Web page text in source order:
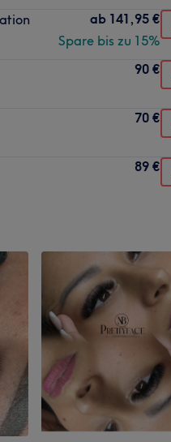
ab 141,95 €
Spare bis zu 15%
90 €
70 €
89 €